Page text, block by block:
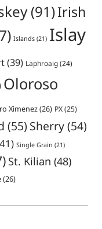
(91)Irish
Islands(21) Islay
(39) Laphroaig(24)
Oloroso
Ximenez(26) PX(25)
(55) Sherry(54)
Single Grain (21)
St. Kilian (48)
(26)